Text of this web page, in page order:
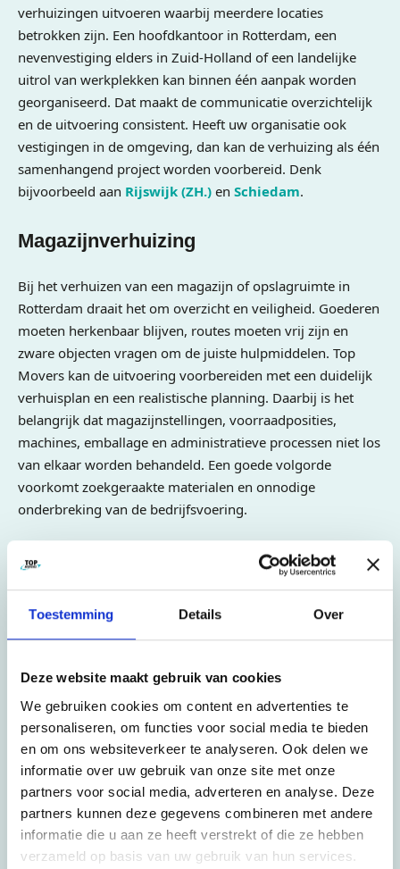
Toestemming Details Over
Deze website maakt gebruik van cookies
We gebruiken cookies om content en advertenties te
personaliseren, om functies voor social media te bieden
en om ons websiteverkeer te analyseren. Ook delen we
informatie over uw gebruik van onze site met onze
partners voor social media, adverteren en analyse. Deze
partners kunnen deze gegevens combineren met andere
informatie die u aan ze heeft verstrekt of die ze hebben
verzameld op basis van uw gebruik van hun services.
verhuizingen uitvoeren waarbij meerdere locaties
betrokken zijn. Een hoofdkantoor in Rotterdam, een
nevenvestiging elders in Zuid-Holland of een landelijke
uitrol van werkplekken kan binnen één aanpak worden
georganiseerd. Dat maakt de communicatie overzichtelijk
en de uitvoering consistent. Heeft uw organisatie ook
vestigingen in de omgeving, dan kan de verhuizing als één
samenhangend project worden voorbereid. Denk
bijvoorbeeld aan Rijswijk (ZH.) en Schiedam.
Magazijnverhuizing
Bij het verhuizen van een magazijn of opslagruimte in
Rotterdam draait het om overzicht en veiligheid. Goederen
moeten herkenbaar blijven, routes moeten vrij zijn en
zware objecten vragen om de juiste hulpmiddelen. Top
Movers kan de uitvoering voorbereiden met een duidelijk
verhuisplan en een realistische planning. Daarbij is het
belangrijk dat magazijnstellingen, voorraadposities,
machines, emballage en administratieve processen niet los
van elkaar worden behandeld. Een goede volgorde
voorkomt zoekgeraakte materialen en onnodige
onderbreking van de bedrijfsvoering.
Handyman en ICT diensten
werkplek functioneert. In Rotterdam kan Top Movers naast
plaatsen, vergaderruimten inrichten, ICT-apparatuur
Dat geeft medewerkers een soepele start. Juist deze
aanvullende diensten maken het verschil tussen alleen
verplaatsen en echt operationeel opleveren. Uw
medewerkers kunnen daardoor sneller weer werken op
een nette, veilige en logisch ingerichte locatie.
Contact opnemen